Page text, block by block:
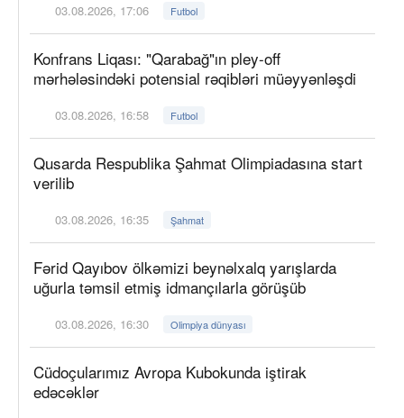
03.08.2026, 17:06 Futbol
Konfrans Liqası: "Qarabağ"ın pley-off
mərhələsindəki potensial rəqibləri müəyyənləşdi
03.08.2026, 16:58 Futbol
Qusarda Respublika Şahmat Olimpiadasına start
verilib
03.08.2026, 16:35 Şahmat
Fərid Qayıbov ölkəmizi beynəlxalq yarışlarda
uğurla təmsil etmiş idmançılarla görüşüb
03.08.2026, 16:30 Olimpiya dünyası
Cüdoçularımız Avropa Kubokunda iştirak
edəcəklər